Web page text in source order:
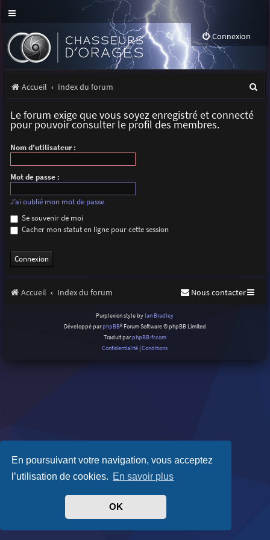
En poursuivant votre navigation, vous acceptez
l’utilisation de cookies. En savoir plus
OK
Connexion
Accueil Index du forum
Le forum exige que vous soyez enregistré et connecté
pour pouvoir consulter le profil des membres.
Nom d’utilisateur :
Mot de passe :
J’ai oublié mon mot de passe
Se souvenir de moi
Cacher mon statut en ligne pour cette session
Accueil Index du forum Nous contacter
Purplexion style by Ian Bradley
Développé parphpBB® Forum Software © phpBB Limited
Traduit parphpBB-fr.com
Confidentialité |Conditions